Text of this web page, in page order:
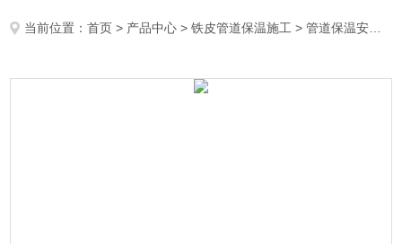
当前位置：首页 > 产品中心 >铁皮管道保温施工 >管道保温安装